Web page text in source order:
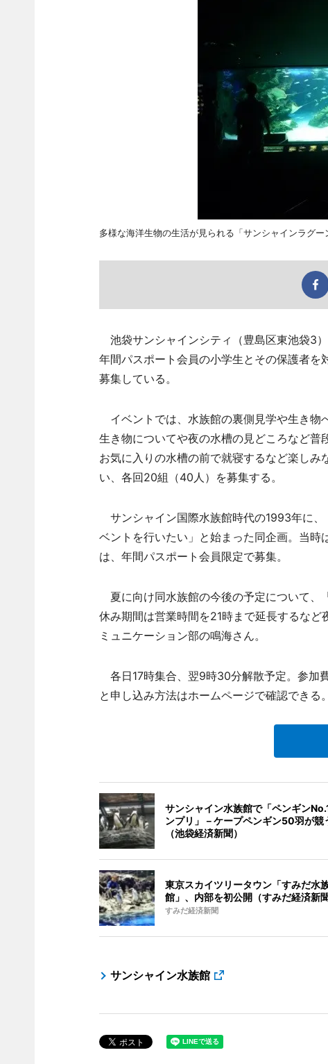
多様な海洋生物の生活が見られる「サンシャインラグー
池袋サンシャインシティ（豊島区東池袋3
年間パスポート会員の小学生とその保護者
募集している。
イベントでは、水族館の裏側見学や生き物
生き物についてや夜の水槽の見どころなど
お気に入りの水槽の前で就寝するなど楽し
い、各回20組（40人）を募集する。
サンシャイン国際水族館時代の1993年に、
ベントを行いたい」と始まった同企画。当
は、年間パスポート会員限定で募集。
夏に向け同水族館の今後の予定について、
休み期間は営業時間を21時まで延長するな
ミュニケーション部の鳴海さん。
各日17時集合、翌9時30分解散予定。参加
と申し込み方法はホームページで確認できる
サンシャイン水族館で「ペンギン
ンプリ」－ケープペンギン50羽が競
（池袋経済新聞）
東京スカイツリータウン「すみだ水
館」、内部を初公開（すみだ経済新聞
すみだ経済新聞
サンシャイン水族館